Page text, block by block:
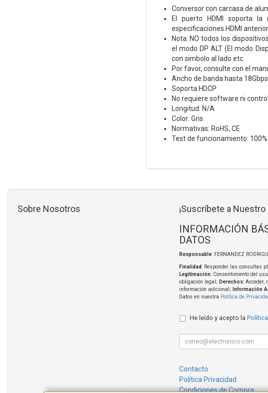
Conversor con carcasa de
El puerto HDMI soporta la
especificaciones HDMI
Nota: NO todos los
el modo DP ALT (El modo
con simbolo al lado etc.
Por favor, consulte con el
Ancho de banda hasta
Soporta HDCP
No requiere software ni
Longitud: N/A
Color: Gris
Normativas: RoHS, CE
Test de funcionamiento:
Sobre Nosotros ¡Suscríbete a Nuestro
INFORMACIÓN
DATOS
Responsable: FERNANDEZ
Finalidad: Responder las consultas
Legitimación: Consentimiento del
obligación legal; Derechos: Acceder,
información adicional;
Información
Datos en nuestra Política de
He leído y acepto la
Contacto
Política Privacidad
Condiciones de Compra